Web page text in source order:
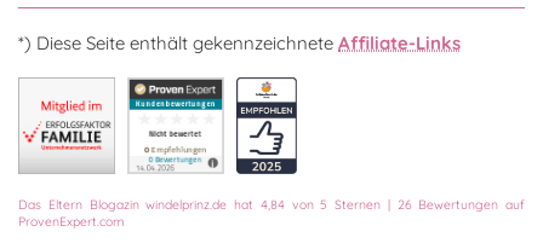
*) Diese Seite enthält gekennzeichnete Affiliate-Links
Das Eltern Blogazin windelprinz.de hat 4,84von5 Sternen | 26Bewertungen auf
ProvenExpert.com